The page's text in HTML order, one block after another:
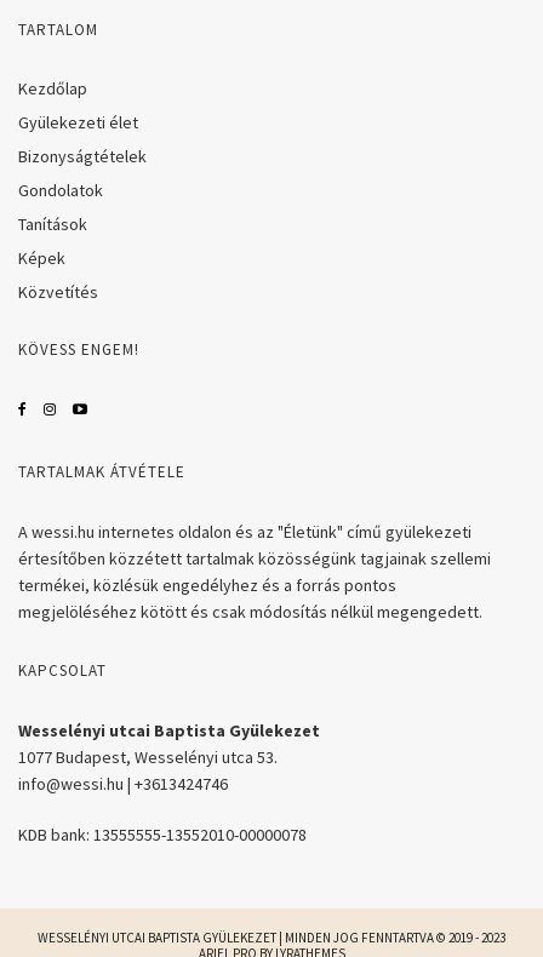
TARTALOM
Kezdőlap
Gyülekezeti élet
Bizonyságtételek
Gondolatok
Tanítások
Képek
Közvetítés
KÖVESS ENGEM!
TARTALMAK ÁTVÉTELE
A wessi.hu internetes oldalon és az "Életünk" című gyülekezeti
értesítőben közzétett tartalmak közösségünk tagjainak szellemi
termékei, közlésük engedélyhez és a forrás pontos
megjelöléséhez kötött és csak módosítás nélkül megengedett.
KAPCSOLAT
Wesselényi utcai Baptista Gyülekezet
1077 Budapest, Wesselényi utca 53.
info@wessi.hu | +3613424746
KDB bank: 13555555-13552010-00000078
WESSELÉNYI UTCAI BAPTISTA GYÜLEKEZET | MINDEN JOG FENNTARTVA © 2019 - 2023
ARIEL PRO BY LYRATHEMES